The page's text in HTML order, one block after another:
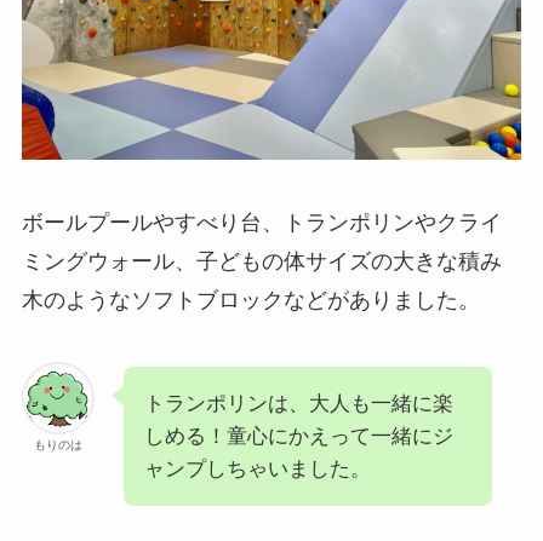
ボールプールやすべり台、トランポリンやクライ
ミングウォール、子どもの体サイズの大きな積み
木のようなソフトブロックなどがありました。
もりのは
トランポリンは、大人も一緒に楽
しめる！童心にかえって一緒にジ
ャンプしちゃいました。